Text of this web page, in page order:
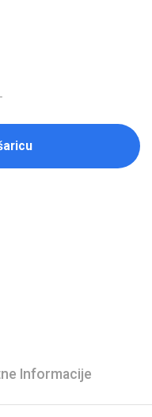
Informacije